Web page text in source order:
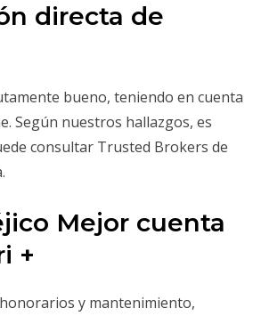
directa de
bueno, teniendo en cuenta
Según nuestros hallazgos, es
consultar Trusted Brokers de
Mejor cuenta
+
y mantenimiento,